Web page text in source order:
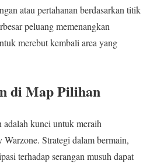
atau pertahanan berdasarkan titik
peluang memenangkan
merebut kembali area yang
di Map Pilihan
kunci untuk meraih
Strategi dalam bermain,
terhadap serangan musuh dapat